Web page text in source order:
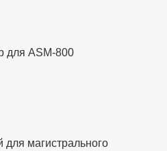
для ASM-800
магистрального